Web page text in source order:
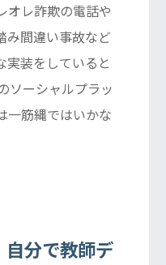
オレ詐欺の電話や
み間違い事故など
実装をしていると
ソーシャルプラッ
一筋縄ではいかな
分で教師デ